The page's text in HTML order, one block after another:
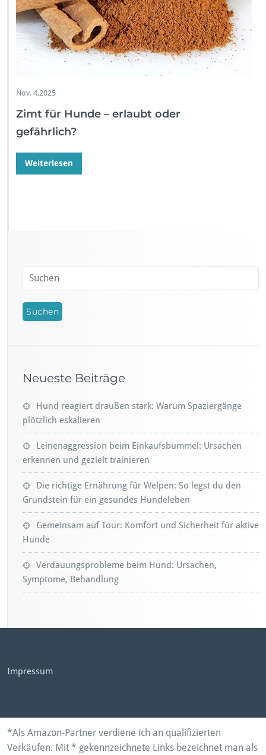
Nov. 4,2025
Zimt für Hunde – erlaubt oder
gefährlich?
Weiterlesen
Neueste Beiträge
Hund reagiert draußen stark: Warum Spaziergänge
plötzlich eskalieren
Leinenaggression beim Einkaufsbummel: Ursachen
erkennen und gezielt trainieren
Die richtige Ernährung für Welpen: So legst du den
Grundstein für ein gesundes Hundeleben
Gemeinsam auf Tour: Komfort und Sicherheit für aktive
Hunde
Verdauungsprobleme beim Hund: Ursachen,
Symptome, Behandlung
Impressum
*Als Amazon-Partner verdiene ich an qualifizierten
Verkäufen. Mit * gekennzeichnete Links bezeichnet man als